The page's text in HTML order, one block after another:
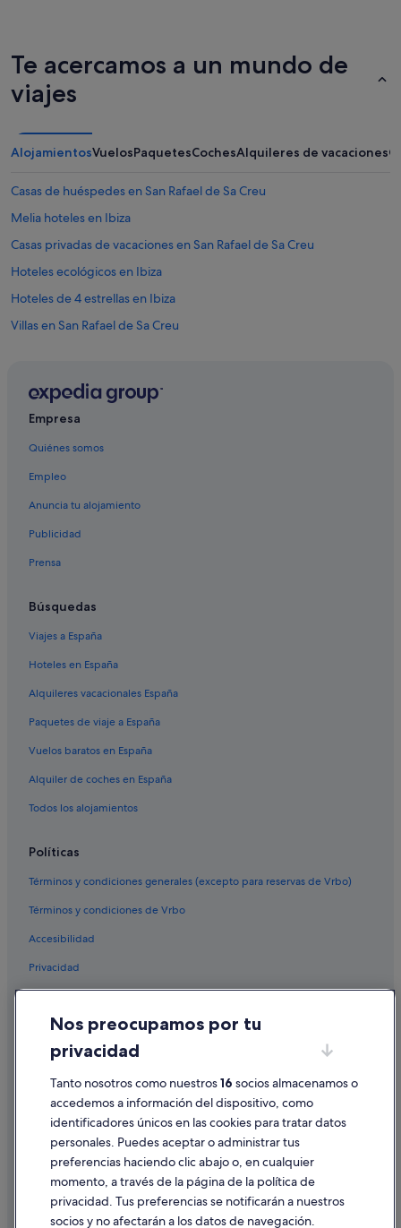
Te acercamos a un mundo de
viajes
AlojamientosVuelosPaquetesCochesAlquileres de vacaciones
Casas de huéspedes en San Rafael de Sa Creu
Melia hoteles en Ibiza
Casas privadas de vacaciones en San Rafael de Sa Creu
Hoteles ecológicos en Ibiza
Hoteles de 4 estrellas en Ibiza
Villas en San Rafael de Sa Creu
Hoteles para familias en Santa Gertrudis
Insotel hoteles en Ibiza
Hoteles de lujo en Ibiza
Condominios en Ibiza
Hoteles en la playa en Ibiza
Hoteles con todo incluido en Ibiza
Hoteles para bodas en Santa Gertrudis
Hoteles que aceptan mascotas en Ibiza
Alojamientos agroturísticos en Ibiza
Hilton Hotels en Ibiza
Hoteles boutique en Ibiza
Sirenis Hotels & Resorts en Ibiza
Casas barco en Ibiza
Invisa Hoteles en Ibiza
Pensiones en Ibiza
Hoteles para ir de compras en Santa Gertrudis
B&B en Ibiza
Hoteles con wifi en Ibiza
Hoteles de 3 estrellas en Ibiza
Hoteles con piscina en Ibiza
B&B en Santa Gertrudis
Apartoteles en Ibiza
Villas en Santa Gertrudis
Casas rurales en Ibiza
Casas de huéspedes en Ibiza
Empresa
Quiénes somos
Empleo
Anuncia tu alojamiento
Publicidad
Prensa
Búsquedas
Viajes a España
Hoteles en España
Alquileres vacacionales España
Paquetes de viaje a España
Vuelos baratos en España
Alquiler de coches en España
Todos los alojamientos
Políticas
Términos y condiciones generales (excepto para reservas de Vrbo)
Términos y condiciones de Vrbo
Accesibilidad
Privacidad
Condiciones de uso
Información legal/contacto
Pautas sobre el contenido y cómo denunciar contenido
Ayuda
Cancelar un vuelo
Cancelar una reserva de hotel o de un alquiler vacacional
Nos preocupamos por tu
privacidad
Tanto nosotros como nuestros16 socios almacenamos o
accedemos a información del dispositivo, como
identificadores únicos en las cookies para tratar datos
personales. Puedes aceptar o administrar tus
preferencias haciendo clic abajo o, en cualquier
momento, a través de la página de la política de
privacidad. Tus preferencias se notificarán a nuestros
socios y no afectarán a los datos de navegación.